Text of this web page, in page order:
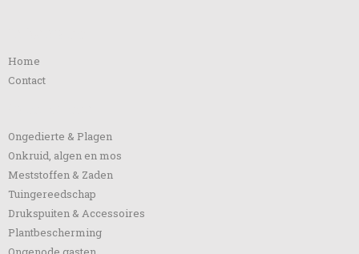
Home
Contact
Ongedierte & Plagen
Onkruid, algen en mos
Meststoffen & Zaden
Tuingereedschap
Drukspuiten & Accessoires
Plantbescherming